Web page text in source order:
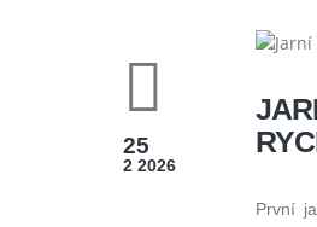
25
2 2026
První